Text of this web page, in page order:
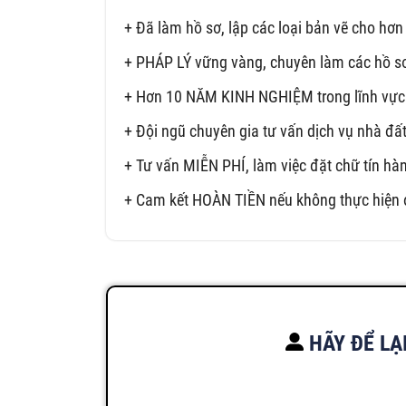
+ Đã làm hồ sơ, lập các loại bản vẽ cho hơn
+ PHÁP LÝ vững vàng, chuyên làm các hồ
+ Hơn 10 NĂM KINH NGHIỆM trong lĩnh
+ Đội ngũ chuyên gia tư vấn dịch vụ nhà đất
+ Tư vấn MIỄN PHÍ, làm việc đặt chữ tín
+ Cam kết HOÀN TIỀN nếu không thực
HÃY ĐỂ